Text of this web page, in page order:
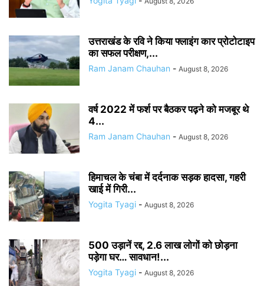
उत्तराखंड के रवि ने किया फ्लाइंग कार प्रोटोटाइप
का सफल परीक्षण,...
Ram Janam Chauhan - August 8, 2026
वर्ष 2022 में फर्श पर बैठकर पढ़ने को मजबूर थे
4...
Ram Janam Chauhan - August 8, 2026
हिमाचल के चंबा में दर्दनाक सड़क हादसा, गहरी
खाई में गिरी...
Yogita Tyagi - August 8, 2026
500 उड़ानें रद्द, 2.6 लाख लोगों को छोड़ना
पड़ेगा घर… सावधान!...
Yogita Tyagi - August 8, 2026